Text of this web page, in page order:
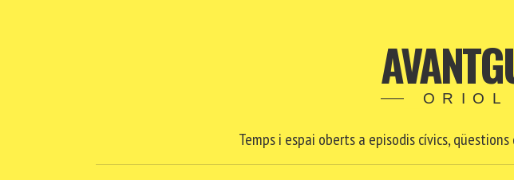
ORIOL
Temps i espai oberts a episodis cívics,